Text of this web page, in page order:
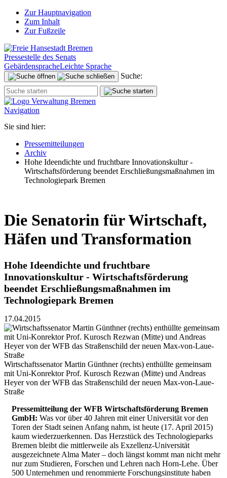
Zur Hauptnavigation
Zum Inhalt
Zur Fußzeile
Pressestelle des Senats
GebärdenspracheLeichte Sprache
Suche:
Navigation
Sie sind hier:
Pressemitteilungen
Archiv
Hohe Ideendichte und fruchtbare Innovationskultur -
Wirtschaftsförderung beendet Erschließungsmaßnahmen im
Technologiepark Bremen
Die Senatorin für Wirtschaft,
Häfen und Transformation
Hohe Ideendichte und fruchtbare
Innovationskultur - Wirtschaftsförderung
beendet Erschließungsmaßnahmen im
Technologiepark Bremen
17.04.2015
Wirtschaftssenator Martin Günthner (rechts) enthüllte gemeinsam
mit Uni-Konrektor Prof. Kurosch Rezwan (Mitte) und Andreas
Heyer von der WFB das Straßenschild der neuen Max-von-Laue-
Straße
Pressemitteilung der WFB Wirtschaftsförderung Bremen
GmbH: Was vor über 40 Jahren mit einer Universität vor den
Toren der Stadt seinen Anfang nahm, ist heute (17. April 2015)
kaum wiederzuerkennen. Das Herzstück des Technologieparks
Bremen bleibt die mittlerweile als Exzellenz-Universität
ausgezeichnete Alma Mater – doch längst kommt man nicht mehr
nur zum Studieren, Forschen und Lehren nach Horn-Lehe. Über
500 Unternehmen und renommierte Forschungsinstitute haben